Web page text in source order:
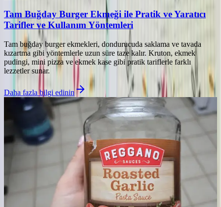
Tam Buğday Burger Ekmeği ile Pratik ve Yaratıcı
Tarifler ve Kullanım Yöntemleri
Tam buğday burger ekmekleri, dondurucuda saklama ve tavada
kızartma gibi yöntemlerle uzun süre taze kalır. Kruton, ekmek
pudingi, mini pizza ve ekmek kase gibi pratik tariflerle farklı
lezzetler sunar.
Daha fazla bilgi edinin